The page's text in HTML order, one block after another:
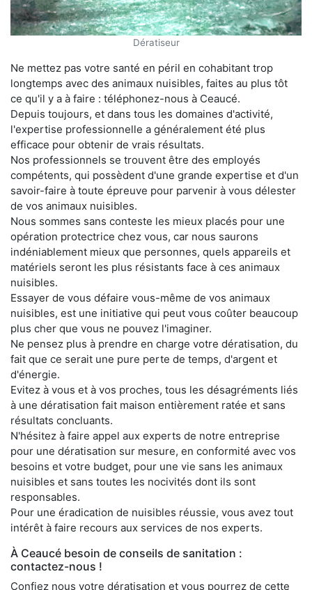
Dératiseur
Ne mettez pas votre santé en péril en cohabitant trop
longtemps avec des animaux nuisibles, faites au plus tôt
ce qu'il y a à faire : téléphonez-nous à Ceaucé.
Depuis toujours, et dans tous les domaines d'activité,
l'expertise professionnelle a généralement été plus
efficace pour obtenir de vrais résultats.
Nos professionnels se trouvent être des employés
compétents, qui possèdent d'une grande expertise et d'un
savoir-faire à toute épreuve pour parvenir à vous délester
de vos animaux nuisibles.
Nous sommes sans conteste les mieux placés pour une
opération protectrice chez vous, car nous saurons
indéniablement mieux que personnes, quels appareils et
matériels seront les plus résistants face à ces animaux
nuisibles.
Essayer de vous défaire vous-même de vos animaux
nuisibles, est une initiative qui peut vous coûter beaucoup
plus cher que vous ne pouvez l'imaginer.
Ne pensez plus à prendre en charge votre dératisation, du
fait que ce serait une pure perte de temps, d'argent et
d'énergie.
Evitez à vous et à vos proches, tous les désagréments liés
à une dératisation fait maison entièrement ratée et sans
résultats concluants.
N'hésitez à faire appel aux experts de notre entreprise
pour une dératisation sur mesure, en conformité avec vos
besoins et votre budget, pour une vie sans les animaux
nuisibles et sans toutes les nocivités dont ils sont
responsables.
Pour une éradication de nuisibles réussie, vous avez tout
intérêt à faire recours aux services de nos experts.
À Ceaucé besoin de conseils de sanitation :
contactez-nous !
Confiez nous votre dératisation et vous pourrez de cette